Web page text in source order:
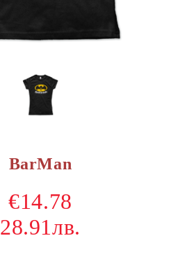
BarMan
€14.78
28.91лв.